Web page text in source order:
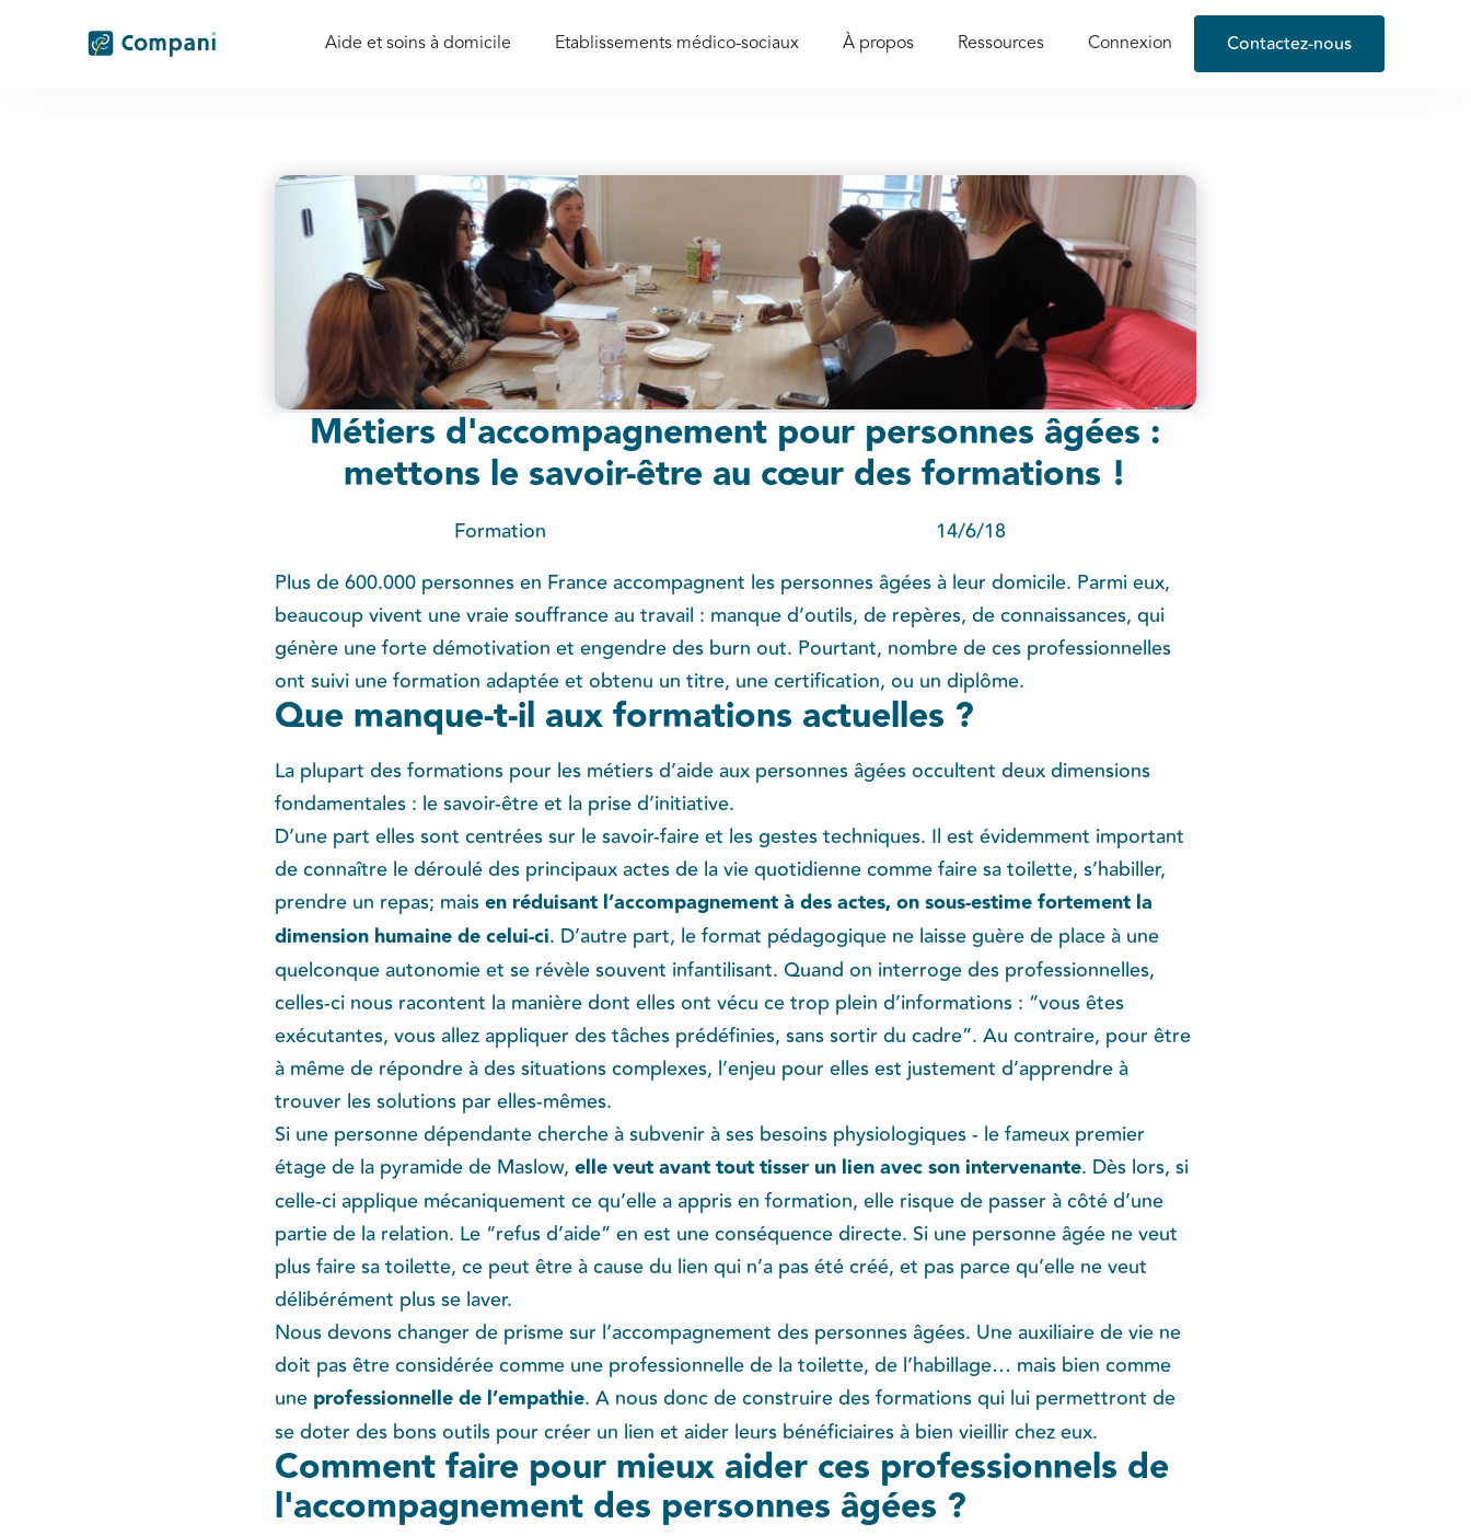
Aide et soins à domicile Etablissements médico-sociaux À propos Ressources Connexion Contactez-nous
Métiers d'accompagnement pour personnes âgées :
mettons le savoir-être au cœur des formations !
Formation
14/6/18
Plus de 600.000 personnes en France accompagnent les personnes âgées à leur domicile. Parmi eux,
beaucoup vivent une vraie souffrance au travail : manque d’outils, de repères, de connaissances, qui
génère une forte démotivation et engendre des burn out. Pourtant, nombre de ces professionnelles
ont suivi une formation adaptée et obtenu un titre, une certification, ou un diplôme.
Que manque-t-il aux formations actuelles ?
La plupart des formations pour les métiers d’aide aux personnes âgées occultent deux dimensions
fondamentales : le savoir-être et la prise d’initiative.
D’une part elles sont centrées sur le savoir-faire et les gestes techniques. Il est évidemment important
de connaître le déroulé des principaux actes de la vie quotidienne comme faire sa toilette, s’habiller,
prendre un repas; maisen réduisant l’accompagnement à des actes, on sous-estime fortement la
dimension humaine de celui-ci. D’autre part, le format pédagogique ne laisse guère de place à une
quelconque autonomie et se révèle souvent infantilisant. Quand on interroge des professionnelles,
celles-ci nous racontent la manière dont elles ont vécu ce trop plein d’informations : “vous êtes
exécutantes, vous allez appliquer des tâches prédéfinies, sans sortir du cadre”. Au contraire, pour être
à même de répondre à des situations complexes, l’enjeu pour elles est justement d’apprendre à
trouver les solutions par elles-mêmes.
Si une personne dépendante cherche à subvenir à ses besoins physiologiques - le fameux premier
étage de la pyramide de Maslow, ​elle veut avant tout tisser un lien avec son intervenante​. Dès lors, si
celle-ci applique mécaniquement ce qu’elle a appris en formation, elle risque de passer à côté d’une
partie de la relation. Le “refus d’aide” en est une conséquence directe. Si une personne âgée ne veut
plus faire sa toilette, ce peut être à cause du lien qui n’a pas été créé, et pas parce qu’elle ne veut
délibérément plus se laver.
Nous devons changer de prisme sur l’accompagnement des personnes âgées. Une auxiliaire de vie ne
doit pas être considérée comme une professionnelle de la toilette, de l’habillage… mais bien comme
une ​ professionnelle de l’empathie​. A nous donc de construire des formations qui lui permettront de
se doter des bons outils pour créer un lien et aider leurs bénéficiaires à bien vieillir chez eux.
Comment faire pour mieux aider ces professionnels de
l'accompagnement des personnes âgées ?